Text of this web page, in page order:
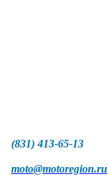
(831) 413-65-13
moto@motoregion.ru